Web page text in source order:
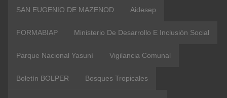
SAN EUGENIO DE MAZENOD Aidesep
FORMABIAP Ministerio De Desarrollo E Inclusión Social
Parque Nacional Yasuní Vigilancia Comunal
Boletín BOLPER Bosques Tropicales